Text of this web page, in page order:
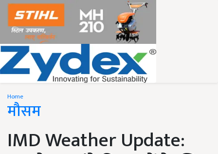
Home
मौसम
IMD Weather Update: